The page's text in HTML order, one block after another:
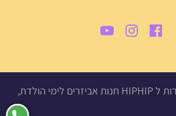
© כל הזכויות שמורות ל HIPHIP חנות אביזרים לימי הולדת,